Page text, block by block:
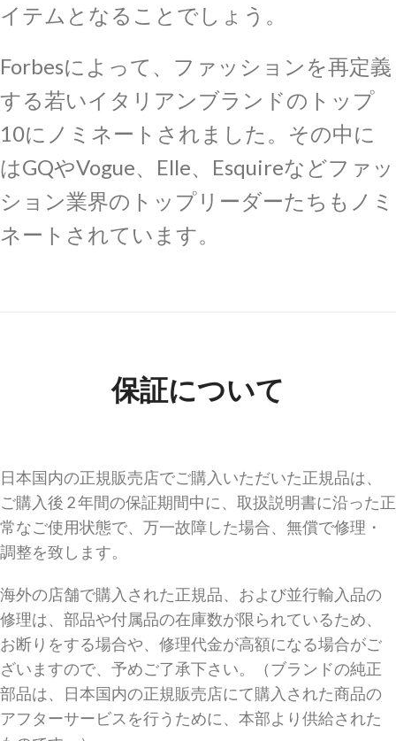
イテムとなることでしょう。
Forbesによって、ファッションを再定義
する若いイタリアンブランドのトップ
10にノミネートされました。その中に
はGQやVogue、Elle、Esquireなどファッ
ション業界のトップリーダーたちもノミ
ネートされています。
保証について
日本国内の正規販売店でご購入いただいた正規品は、
ご購入後 2 年間の保証期間中に、取扱説明書に沿った正
常なご使用状態で、万一故障した場合、無償で修理・
調整を致します。
海外の店舗で購入された正規品、および並行輸入品の
修理は、部品や付属品の在庫数が限られているため、
お断りをする場合や、修理代金が高額になる場合がご
ざいますので、予めご了承下さい。（ブランドの純正
部品は、日本国内の正規販売店にて購入された商品の
アフターサービスを行うために、本部より供給された